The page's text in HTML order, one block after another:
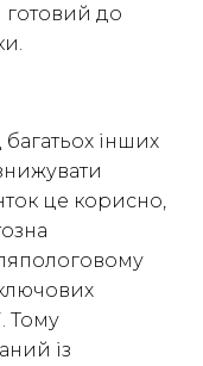
готовий до
багатьох інших
це корисно,
Тому
із